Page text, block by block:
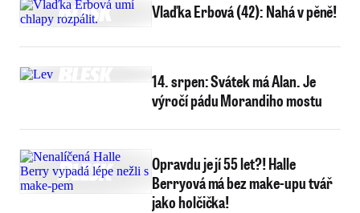
Vlaďka Erbová (42): Nahá v pěně!
14. srpen: Svátek má Alan. Je
výročí pádu Morandiho mostu
Opravdu je jí 55 let?! Halle
Berryová má bez make-upu tvář
jako holčička!